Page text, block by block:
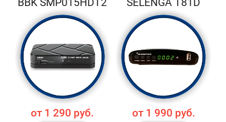
от 1 290 руб. от 1 990 руб.